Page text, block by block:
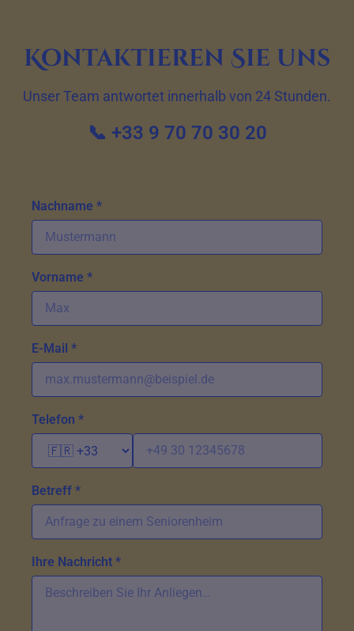
Kontaktieren Sie uns
Unser Team antwortet innerhalb von 24 Stunden.
📞 +33 9 70 70 30 20
Nachname *
Vorname *
E-Mail *
Telefon *
Betreff *
Ihre Nachricht *